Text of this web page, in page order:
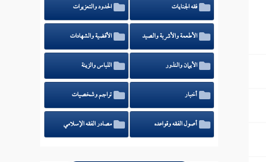
فقه الجنايات الحدود والتعزيرات
الأطعمة والأشربة والصيد الأقضية والشهادات
الأيمان والنذور اللباس والزينة
أخبار تراجم وشخصيات
أصول الفقه وقواعده مصادر الفقه الإسلامي